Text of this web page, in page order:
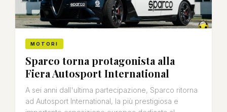
MOTORI
Sparco torna protagonista alla
Fiera Autosport International
A sei anni dall'ultima partecipazione, Sparco ritorna
ad Autosport International, la più prestigiosa e